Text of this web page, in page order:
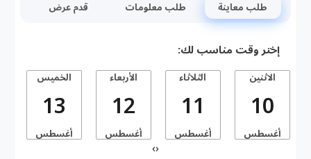
طلب معاينة طلب معلومات قدم عرض
إختر وقت مناسب لك:
الاثنين
10
أغسطس
الثلاثاء
11
أغسطس
الأربعاء
12
أغسطس
الخميس
13
أغسطس
‹
›